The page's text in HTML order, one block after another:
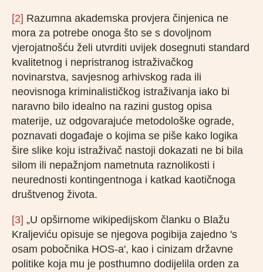
[2] Razumna akademska provjera činjenica ne
mora za potrebe onoga što se s dovoljnom
vjerojatnošću želi utvrditi uvijek dosegnuti standard
kvalitetnog i nepristranog istraživačkog
novinarstva, savjesnog arhivskog rada ili
neovisnoga kriminalističkog istraživanja iako bi
naravno bilo idealno na razini gustog opisa
materije, uz odgovarajuće metodološke ograde,
poznavati događaje o kojima se piše kako logika
šire slike koju istraživač nastoji dokazati ne bi bila
silom ili nepažnjom nametnuta raznolikosti i
neurednosti kontingentnoga i katkad kaotičnoga
društvenog života.
[3] „U opširnome wikipedijskom članku o Blažu
Kraljeviću opisuje se njegova pogibija zajedno 's
osam pobočnika HOS-a', kao i cinizam državne
politike koja mu je posthumno dodijelila orden za